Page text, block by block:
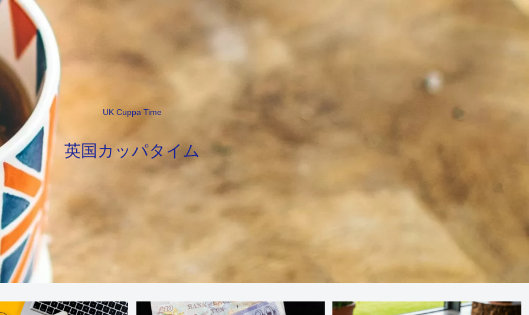
UK Cuppa Time
英国カッパタイム